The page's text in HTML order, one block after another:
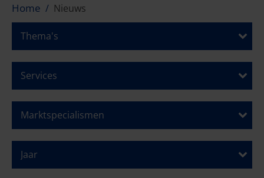
Home Nieuws
Thema's
Services
Marktspecialismen
Jaar